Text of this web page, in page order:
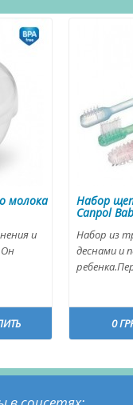
молока
и
Набор
Canpol
Набор из
деснами и
0